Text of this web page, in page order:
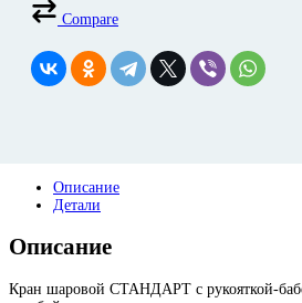
Compare
Описание
Детали
Описание
Кран шаровой СТАНДАРТ с рукояткой-